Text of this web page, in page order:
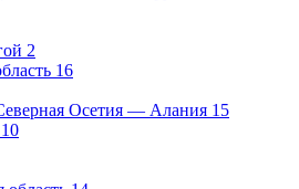
2
16
Осетия — Алания 15
10